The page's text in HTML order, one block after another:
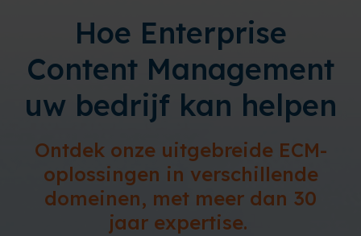
Hoe Enterprise
Content Management
uw bedrijf kan helpen
Ontdek onze uitgebreide ECM-
oplossingen in verschillende
domeinen, met meer dan 30
jaar expertise.